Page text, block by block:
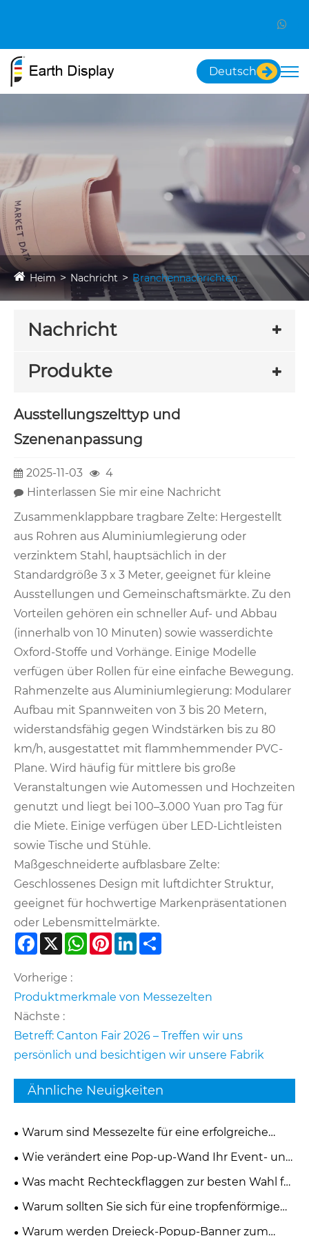
Deutsch
Heim Nachricht Branchennachrichten
Nachricht
Produkte
Ausstellungszelttyp und
Szenenanpassung
2025-11-03
4
Hinterlassen Sie mir eine Nachricht
Zusammenklappbare tragbare Zelte: Hergestellt
aus Rohren aus Aluminiumlegierung oder
verzinktem Stahl, hauptsächlich in der
Standardgröße 3 x 3 Meter, geeignet für kleine
Ausstellungen und Gemeinschaftsmärkte. Zu den
Vorteilen gehören ein schneller Auf- und Abbau
(innerhalb von 10 Minuten) sowie wasserdichte
Oxford-Stoffe und Vorhänge. Einige Modelle
verfügen über Rollen für eine einfache Bewegung.
Rahmenzelte aus Aluminiumlegierung: Modularer
Aufbau mit Spannweiten von 3 bis 20 Metern,
widerstandsfähig gegen Windstärken bis zu 80
km/h, ausgestattet mit flammhemmender PVC-
Plane. Wird häufig für mittlere bis große
Veranstaltungen wie Automessen und Hochzeiten
genutzt und liegt bei 100–3.000 Yuan pro Tag für
die Miete. Einige verfügen über LED-Lichtleisten
sowie Tische und Stühle.
Maßgeschneiderte aufblasbare Zelte:
Geschlossenes Design mit luftdichter Struktur,
geeignet für hochwertige Markenpräsentationen
oder Lebensmittelmärkte.
Facebook
X WhatsApp
PinterestLinkedIn
Vorherige :
Produktmerkmale von Messezelten
Nächste :
Betreff: Canton Fair 2026 – Treffen wir uns
persönlich und besichtigen wir unsere Fabrik
Ähnliche Neuigkeiten
Warum sind Messezelte für eine erfolgreiche
Markenwerbung unerlässlich?
Wie verändert eine Pop-up-Wand Ihr Event- und
Marketingerlebnis?
Was macht Rechteckflaggen zur besten Wahl für
moderne Werbung und Branding?
Warum sollten Sie sich für eine tropfenförmige
Flagge für Ihre Geschäftsförderung entscheiden?
Warum werden Dreieck-Popup-Banner zum